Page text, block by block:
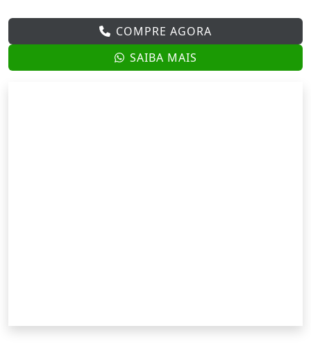
COMPRE AGORA
SAIBA MAIS